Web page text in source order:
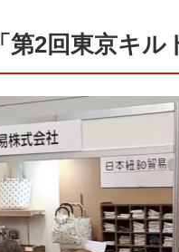
第2回東京キル